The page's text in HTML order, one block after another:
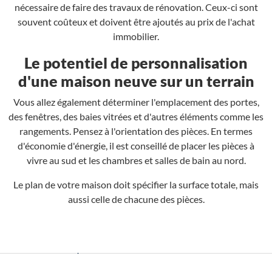
nécessaire de faire des travaux de rénovation. Ceux-ci sont
souvent coûteux et doivent être ajoutés au prix de l'achat
immobilier.
Le potentiel de personnalisation
d'une maison neuve sur un terrain
Vous allez également déterminer l'emplacement des portes,
des fenêtres, des baies vitrées et d'autres éléments comme les
rangements. Pensez à l'orientation des pièces. En termes
d'économie d'énergie, il est conseillé de placer les pièces à
vivre au sud et les chambres et salles de bain au nord.
Le plan de votre maison doit spécifier la surface totale, mais
aussi celle de chacune des pièces.